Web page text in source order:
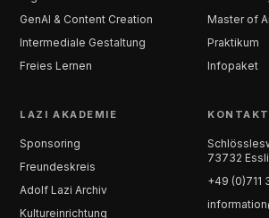
GenAI & Content Creation
Intermediale Gestaltung
Freies Lernen
Master of
Praktikum
Infopaket
LAZI AKADEMIE
Sponsoring
Freundeskreis
Adolf Lazi Archiv
Kultureinrichtung
KONTAKT
73732
+49 (0)711